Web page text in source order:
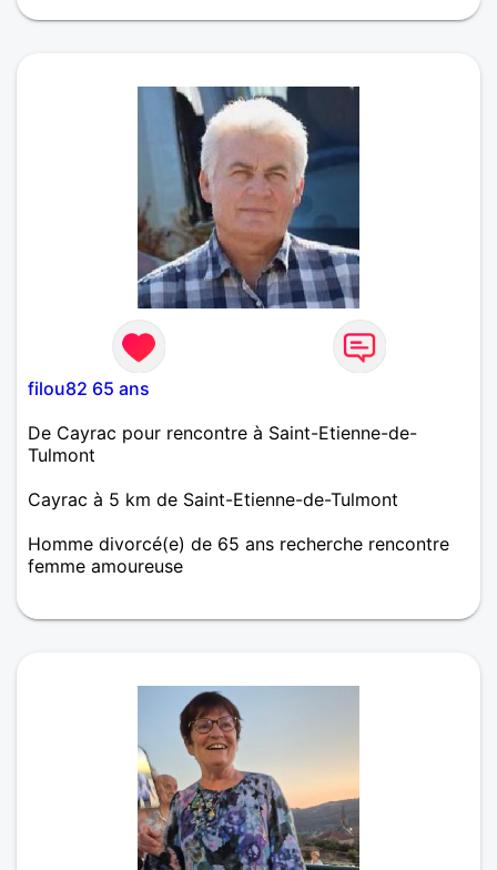
j'adore chanter sous la douche, il y en a plus d'un
dis ça mais il fallait, c'était important ^^. J'adore
discuter, mais pas trop longtemps derrière un écran,
d'ailleurs je te laisse découvrir le reste si ça
filou82 65 ans
De Cayrac pour rencontre à Saint-Etienne-de-
Tulmont
Cayrac à 5 km de Saint-Etienne-de-Tulmont
Homme divorcé(e) de 65 ans recherche rencontre
femme amoureuse
partager tous les bons et mauvais moment de la